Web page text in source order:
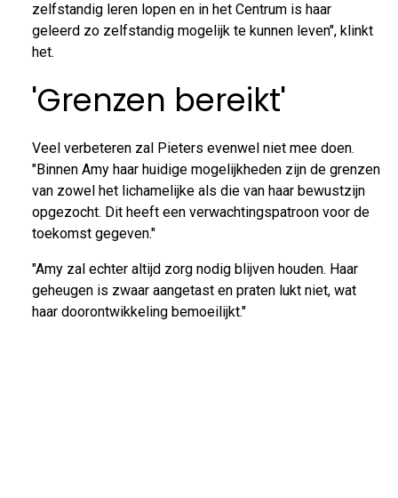
zelfstandig leren lopen en in het Centrum is haar
geleerd zo zelfstandig mogelijk te kunnen leven", klinkt
het.
'Grenzen bereikt'
Veel verbeteren zal Pieters evenwel niet mee doen.
"Binnen Amy haar huidige mogelijkheden zijn de grenzen
van zowel het lichamelijke als die van haar bewustzijn
opgezocht. Dit heeft een verwachtingspatroon voor de
toekomst gegeven."
"Amy zal echter altijd zorg nodig blijven houden. Haar
geheugen is zwaar aangetast en praten lukt niet, wat
haar doorontwikkeling bemoeilijkt."